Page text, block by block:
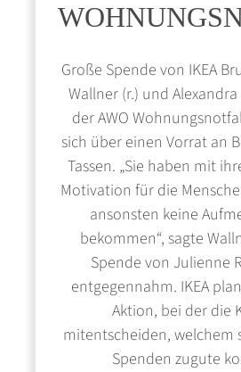
Große Spende von IKEA
Wallner (r.) und
der AWO
sich über einen Vorrat an
Tassen. „Sie haben mit
Motivation für die
ansonsten keine
bekommen“, sagte
Spende von Julienne
entgegennahm. IKEA
Aktion, bei der die
mitentscheiden, welchem
Spenden zugute